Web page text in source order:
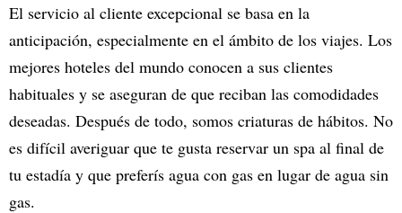
El servicio al cliente excepcional se basa en la
anticipación, especialmente en el ámbito de los viajes. Los
mejores hoteles del mundo conocen a sus clientes
habituales y se aseguran de que reciban las comodidades
deseadas. Después de todo, somos criaturas de hábitos. No
es difícil averiguar que te gusta reservar un spa al final de
tu estadía y que preferís agua con gas en lugar de agua sin
gas.